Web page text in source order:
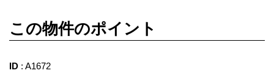
この物件のポイント
ID : A1672